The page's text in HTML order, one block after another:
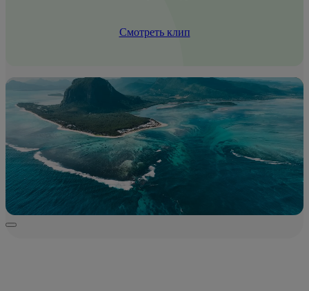
Смотреть клип